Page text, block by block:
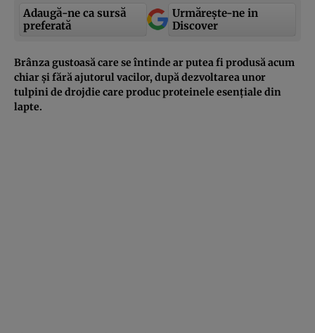
Adaugă-ne ca sursă
preferată
Urmărește-ne in
Discover
Brânza gustoasă care se întinde ar putea fi produsă acum
chiar și fără ajutorul vacilor, după dezvoltarea unor
tulpini de drojdie care produc proteinele esențiale din
lapte.